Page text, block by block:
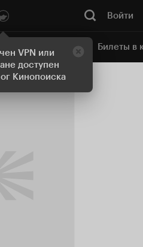
VPN или
доступен
Кинопоиска
Войти
кинотеатр Билеты в